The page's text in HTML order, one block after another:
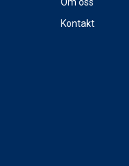
Kontakt